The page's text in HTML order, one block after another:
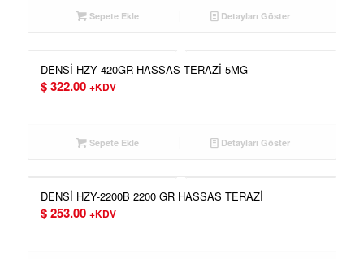
Sepete Ekle Detayları Göster
DENSİ HZY 420GR HASSAS TERAZİ 5MG
$322.00 +KDV
Sepete Ekle Detayları Göster
DENSİ HZY-2200B 2200 GR HASSAS TERAZİ
$253.00 +KDV